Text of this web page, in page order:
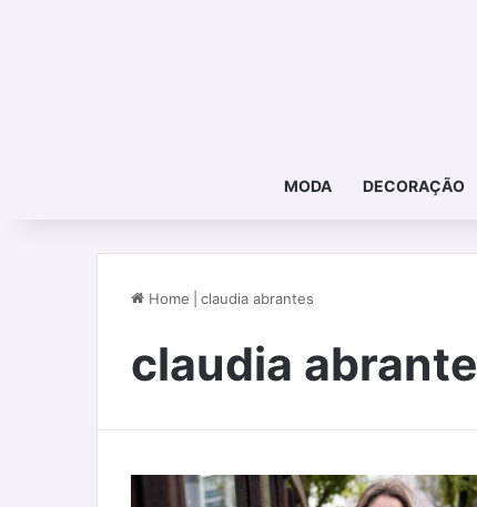
MODA DECORAÇÃO
Home claudia abrantes
claudia